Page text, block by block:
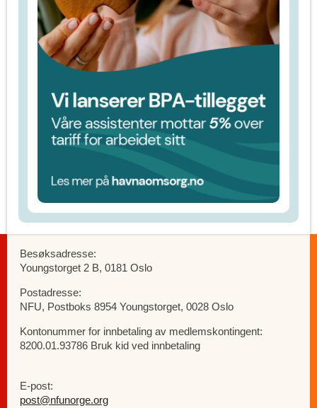
Besøksadresse:
Youngstorget 2 B, 0181 Oslo
Postadresse:
NFU, Postboks 8954 Youngstorget, 0028 Oslo
Kontonummer for innbetaling av medlemskontingent:
8200.01.93786 Bruk kid ved innbetaling
E-post:
post@nfunorge.org